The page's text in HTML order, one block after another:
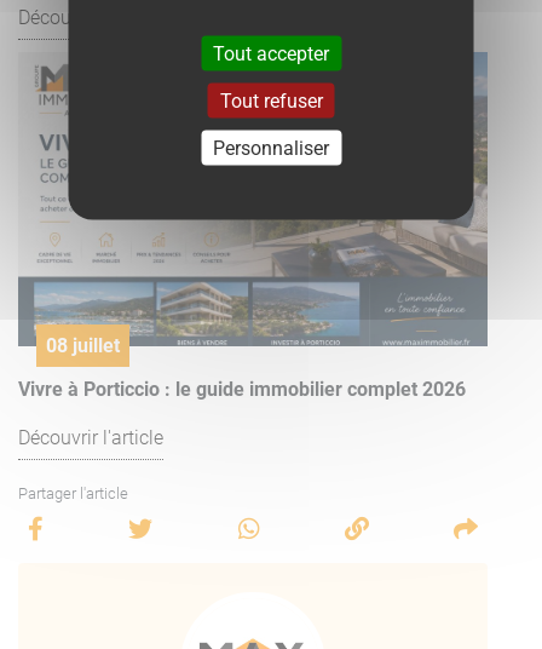
Découvrir l'article
08 juillet
Vivre à Porticcio : le guide immobilier complet 2026
Découvrir l'article
Partager l'article
Tout accepter
Tout refuser
Personnaliser